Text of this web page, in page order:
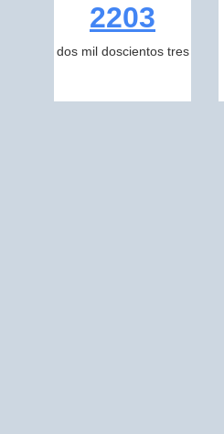
2203
dos mil doscientos tres